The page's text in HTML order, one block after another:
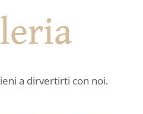
a dirvertirti con noi.